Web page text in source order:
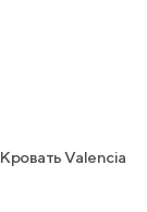
Кровать Valencia